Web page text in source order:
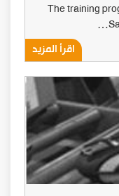
The training
اقرأ المزيد